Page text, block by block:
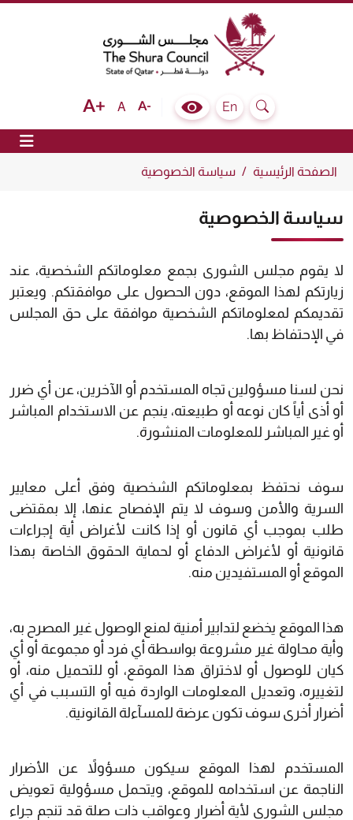
The Shura Council State of Qatar
Search
En
Colour Contrast Selector
Text size bigger
AText size normal
Text size smaller
الصفحة الرئيسية سياسة الخصوصية
سياسة الخصوصية
لا يقوم مجلس الشورى بجمع معلوماتكم الشخصية، عند
زيارتكم لهذا الموقع، دون الحصول على موافقتكم. ويعتبر
تقديمكم لمعلوماتكم الشخصية موافقة على حق المجلس
في الإحتفاظ بها.
نحن لسنا مسؤولين تجاه المستخدم أو الآخرين، عن أي ضرر
أو أذى أياً كان نوعه أو طبيعته، ينجم عن الاستخدام المباشر
أو غير المباشر للمعلومات المنشورة.
سوف نحتفظ بمعلوماتكم الشخصية وفق أعلى معايير
السرية والأمن وسوف لا يتم الإفصاح عنها، إلا بمقتضى
طلب بموجب أي قانون أو إذا كانت لأغراض أية إجراءات
قانونية أو لأغراض الدفاع أو لحماية الحقوق الخاصة بهذا
الموقع أو المستفيدين منه.
هذا الموقع يخضع لتدابير أمنية لمنع الوصول غير المصرح به،
وأية محاولة غير مشروعة بواسطة أي فرد أو مجموعة أو أي
كيان للوصول أو لاختراق هذا الموقع، أو للتحميل منه، أو
لتغييره، وتعديل المعلومات الواردة فيه أو التسبب في أي
أضرار أخرى سوف تكون عرضة للمسآءلة القانونية.
المستخدم لهذا الموقع سيكون مسؤولاً عن الأضرار
الناجمة عن استخدامه للموقع، ويتحمل مسؤولية تعويض
مجلس الشورى لأية أضرار وعواقب ذات صلة قد تنجم جراء